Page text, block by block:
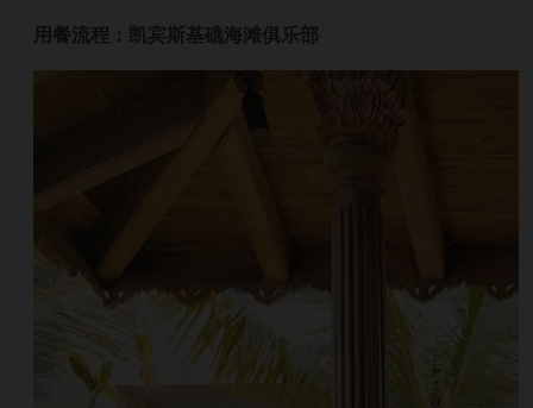
用餐流程：凯宾斯基礁海滩俱乐部